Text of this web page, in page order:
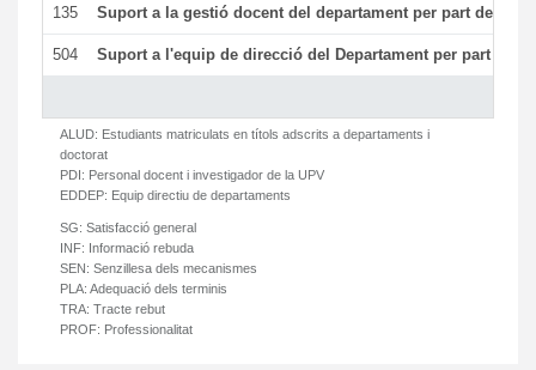
135 Suport a la gestió docent del departament per part del
504 Suport a l'equip de direcció del Departament per part del
ALUD: Estudiants matriculats en títols adscrits a departaments i
doctorat
PDI: Personal docent i investigador de la UPV
EDDEP: Equip directiu de departaments
SG: Satisfacció general
INF: Informació rebuda
SEN: Senzillesa dels mecanismes
PLA: Adequació dels terminis
TRA: Tracte rebut
PROF: Professionalitat